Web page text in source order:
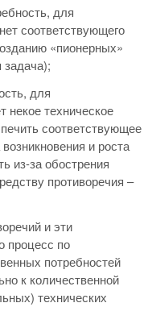
для
соответствующего
«пионерных»
задача);
для
некое техническое
соответствующее
и роста
из-за обострения
противоречия –
и эти
процесс по
потребностей
к количественной
технических